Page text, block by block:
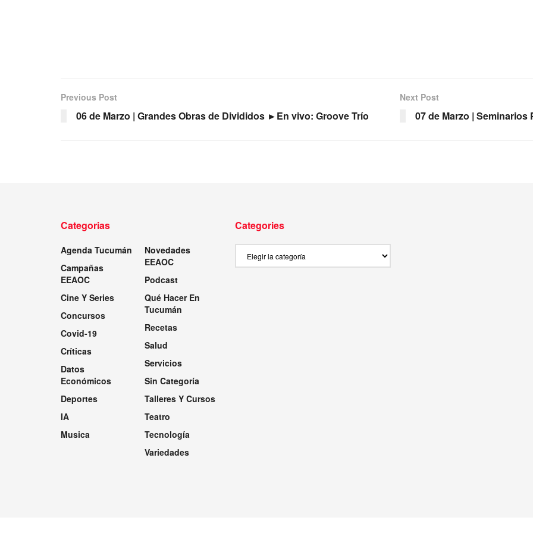
Previous Post
06 de Marzo | Grandes Obras de Divididos ►En vivo: Groove Trío
Next Post
07 de Marzo | Seminarios
Categorias
Agenda Tucumán
Campañas
EEAOC
Cine Y Series
Concursos
Covid-19
Críticas
Datos
Económicos
Deportes
IA
Musica
Novedades
EEAOC
Podcast
Qué Hacer En
Tucumán
Recetas
Salud
Servicios
Sin Categoría
Talleres Y Cursos
Teatro
Tecnología
Variedades
Categories